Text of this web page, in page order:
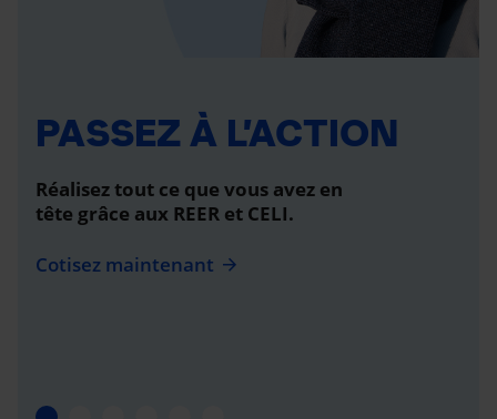
PASSEZ À L’ACTION
Réalisez tout ce que vous avez en
tête grâce aux REER et CELI.
Cotisez maintenant